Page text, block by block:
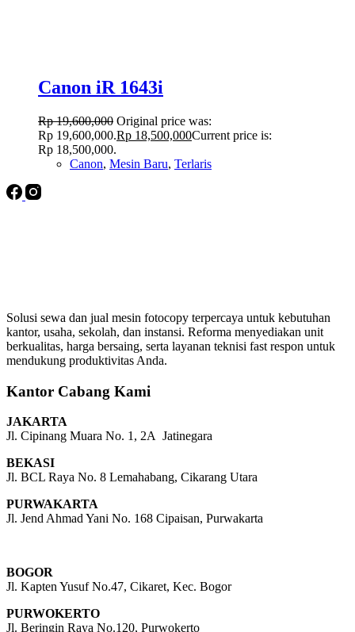
Canon iR 1643i
Rp19,600,000 Original price was:
Rp 19,600,000.Rp 18,500,000Current price is:
Rp 18,500,000.
Canon, Mesin Baru, Terlaris
Solusi sewa dan jual mesin fotocopy terpercaya untuk kebutuhan
kantor, usaha, sekolah, dan instansi. Reforma menyediakan unit
berkualitas, harga bersaing, serta layanan teknisi fast respon untuk
mendukung produktivitas Anda.
Kantor Cabang Kami
JAKARTA
Jl. Cipinang Muara No. 1, 2A Jatinegara
BEKASI
Jl. BCL Raya No. 8 Lemahabang, Cikarang Utara
PURWAKARTA
Jl. Jend Ahmad Yani No. 168 Cipaisan, Purwakarta
BOGOR
Jl. Kapten Yusuf No.47, Cikaret, Kec. Bogor
PURWOKERTO
Jl. Beringin Raya No.120, Purwokerto